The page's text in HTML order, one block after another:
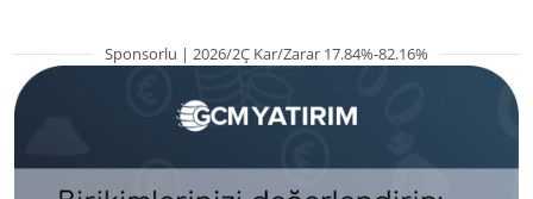
Sponsorlu | 2026/2Ç Kar/Zarar 17.84%-82.16%